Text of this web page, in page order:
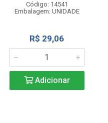
Código: 14541
Embalagem: UNIDADE
R$ 29,06
Adicionar